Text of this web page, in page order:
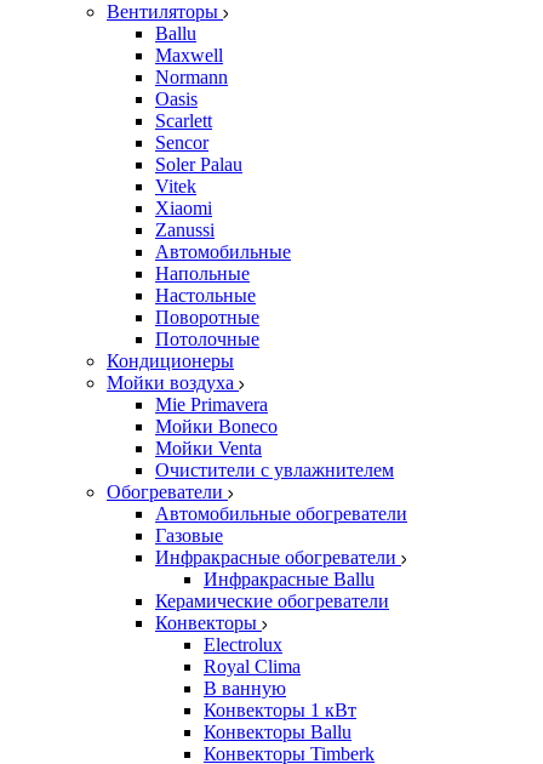
Вентиляторы
Ballu
Maxwell
Normann
Oasis
Scarlett
Sencor
Soler Palau
Vitek
Xiaomi
Zanussi
Автомобильные
Напольные
Настольные
Поворотные
Потолочные
Кондиционеры
Мойки воздуха
Mie Primavera
Мойки Boneco
Мойки Venta
Очистители с увлажнителем
Обогреватели
Автомобильные обогреватели
Газовые
Инфракрасные обогреватели
Инфракрасные Ballu
Керамические обогреватели
Конвекторы
Electrolux
Royal Clima
В ванную
Конвекторы 1 кВт
Конвекторы Ballu
Конвекторы Timberk